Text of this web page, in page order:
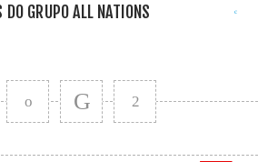
DO GRUPO ALL NATIONS